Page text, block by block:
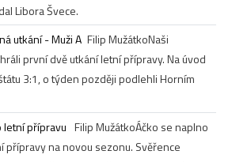
Libora Švece.
utkání - Muži A Filip MužátkoNaši
první dvě utkání letní přípravy. Na úvod
3:1, o týden později podlehli Horním
letní přípravu Filip MužátkoÁčko se naplno
přípravy na novou sezonu. Svěřence